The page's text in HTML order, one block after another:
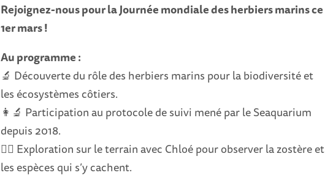
Rejoignez-nous pour la Journée mondiale des herbiers marins ce
1er mars !
Au programme :
🔬 Découverte du rôle des herbiers marins pour la biodiversité et
les écosystèmes côtiers.
👩‍🔬 Participation au protocole de suivi mené par le Seaquarium
depuis 2018.
🚶‍♀️ Exploration sur le terrain avec Chloé pour observer la zostère et
les espèces qui s’y cachent.